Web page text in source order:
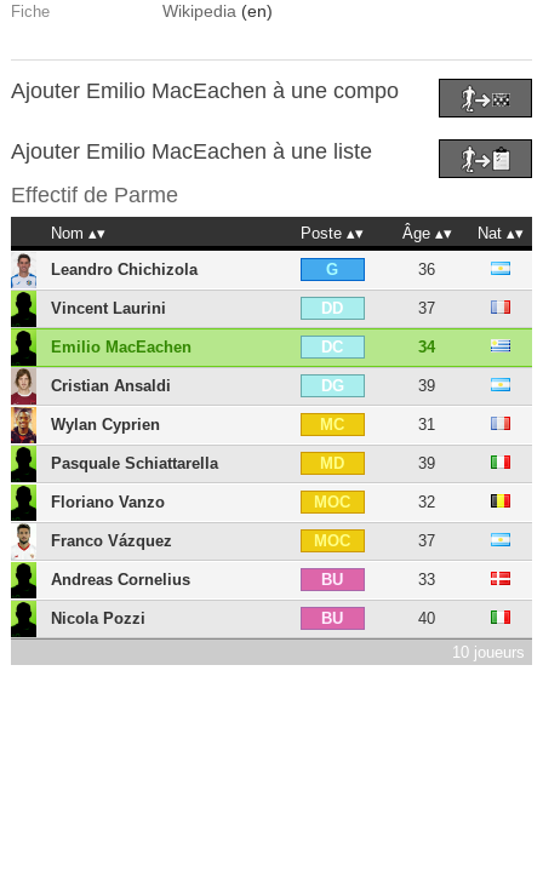
Fiche Wikipedia (en)
Ajouter Emilio MacEachen à une compo
Ajouter Emilio MacEachen à une liste
Effectif de Parme
Nom Poste Âge
Nat
Leandro Chichizola
G 36
Vincent Laurini DD 37
Emilio MacEachen DC 34
Cristian Ansaldi DG 39
Wylan Cyprien MC 31
Pasquale Schiattarella MD 39
Floriano Vanzo MOC 32
Franco Vázquez MOC 37
Andreas Cornelius BU 33
Nicola Pozzi BU
40
10 joueurs